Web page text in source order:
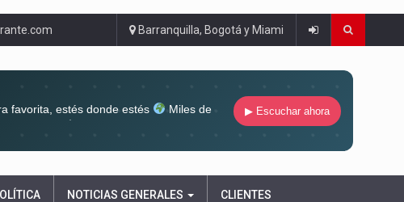
Barranquilla, Bogotá y Miami
favorita, estés donde estés
Miles de
▶ Escuchar ahora
NOTICIAS GENERALES CLIENTES